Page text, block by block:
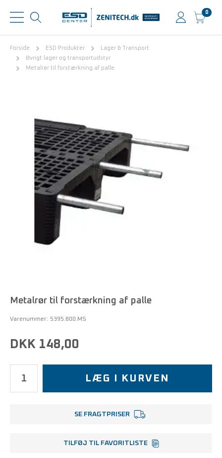
0
Forside ESD Produkter
Lager & Transport
Øvrigt lager og transportudstyr
Metalrør til forstærkning af palle
Metalrør til forstærkning af palle
Varenummer: 5395.800.MS
DKK 148,00
LÆG I KURVEN
SE FRAGTPRISER
TILFØJ TIL FAVORITLISTE